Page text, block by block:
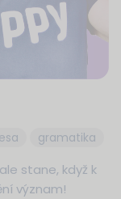
gramatika
stane, když k
význam!